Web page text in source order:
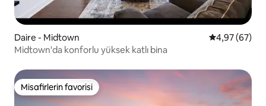
Daire - Midtown 5 üzerinden
4,97 (67)
Midtown'da konforlu yüksek katlı bina
Misafirlerin favorisi
Misafirlerin favorisi